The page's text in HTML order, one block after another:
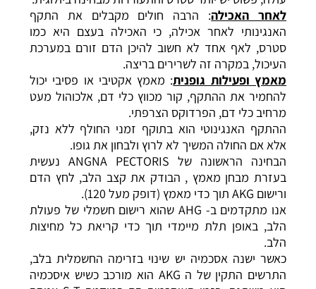
לאחר האכילה: הרבה חולים מקבלים את התקף
האנגינותי לאחר אכילה, כי האכילה בעצם היא כמו
סטרס, לאף אחד לא חשוב להיכן הדם זורם במערכת
העיכול, במקרה זה לשרירים בריצה.
מאמץ ופעילות גופנית: מאמץ אקטיבי או פסיבי יכול
להחמיר את ההתקף, קור מכווץ כלי דם, אלכוהול מעט
מרחיב כלי דם, הפרדוקס הצרפתי.
ההתקף האנגינוטי הוא בתוקף זמני החולף ללא נזק,
אלא אם החולה המשיך לא לרוץ ולבחון את גופו.
הבחינה הראשונה של ANGNA PECTORIS נעשית
בעזרת מבחן מאמץ , הבודק את קצב הלב, לחץ הדם
ורישום AKG תוך כדי מאמץ (דופק מעל 120).
אנו מתקדמים ב- AHG שהוא רישום חשמלי של פעולת
הלב, באופן תלת מיימדי תוך כדי קריאת כל מחיצות
הלב.
כאשר ישנה אסכמיה יש שינוי בזרימה החשמלית בלב,
התרשים התקין של ה AKG הוא מורכב כשיש איסכמיה